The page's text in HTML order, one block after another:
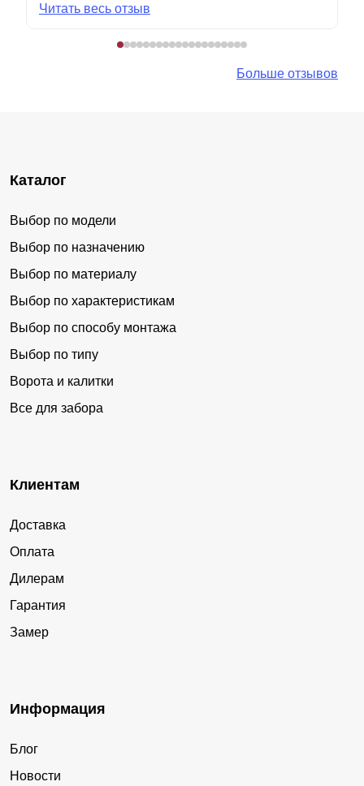
Читать весь отзыв
Больше отзывов
Каталог
Выбор по модели
Выбор по назначению
Выбор по материалу
Выбор по характеристикам
Выбор по способу монтажа
Выбор по типу
Ворота и калитки
Все для забора
Клиентам
Доставка
Оплата
Дилерам
Гарантия
Замер
Информация
Блог
Новости